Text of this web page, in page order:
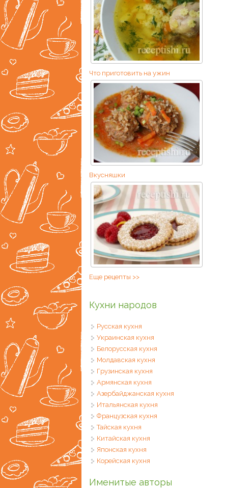
Что приготовить на ужин
Вкусняшки
Еще рецепты >>
Кухни народов
Русская кухня
Украинская кухня
Белорусская кухня
Молдавская кухня
Грузинская кухня
Армянская кухня
Азербайджанская кухня
Итальянская кухня
Французская кухня
Тайская кухня
Китайская кухня
Японская кухня
Корейская кухня
Именитые авторы